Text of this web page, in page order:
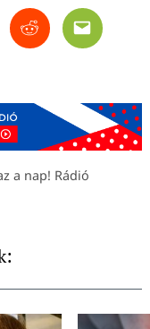
RedditEmail
a nap! Rádió